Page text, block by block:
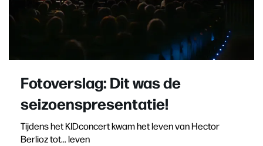
Fotoverslag: Dit was de
seizoenspresentatie!
Tijdens het KIDconcert kwam het leven van Hector
Berlioz tot... leven